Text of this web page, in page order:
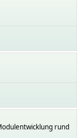
rund